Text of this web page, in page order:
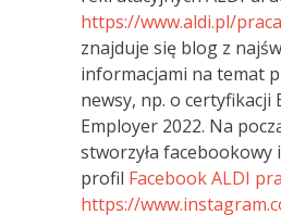
https://www.aldi.pl/
znajduje się blog z
informacjami na temat
newsy, np. o certyfikacji
Employer 2022. Na
stworzyła
profil Facebook ALDI
https://